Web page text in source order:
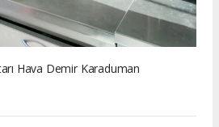
Hava Demir Karaduman